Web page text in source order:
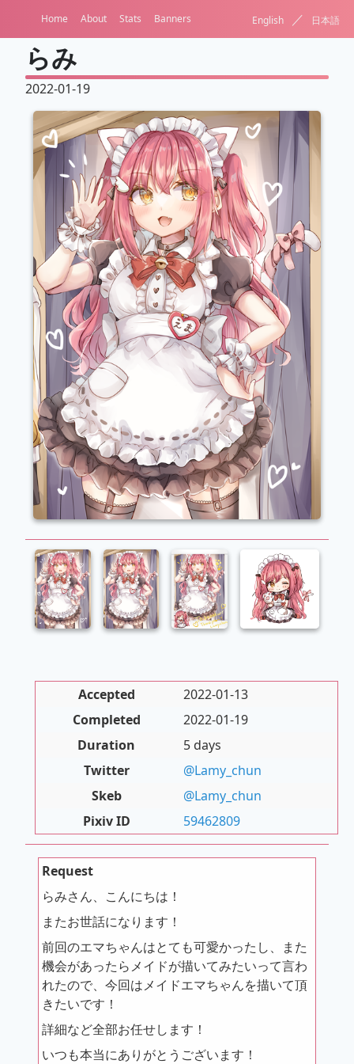
Home About Stats Banners English ／ 日本語
らみ
2022-01-19
Accepted
2022-01-13
Completed
2022-01-19
Duration
5 days
Twitter
@Lamy_chun
Skeb
@Lamy_chun
Pixiv ID
59462809
Request
らみさん、こんにちは！
またお世話になります！
前回のエマちゃんはとても可愛かったし、また
機会があったらメイドが描いてみたいって言わ
れたので、今回はメイドエマちゃんを描いて頂
きたいです！
詳細など全部お任せします！
いつも本当にありがとうございます！